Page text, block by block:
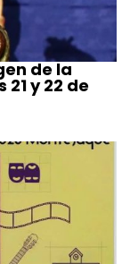
de la
y 22 de